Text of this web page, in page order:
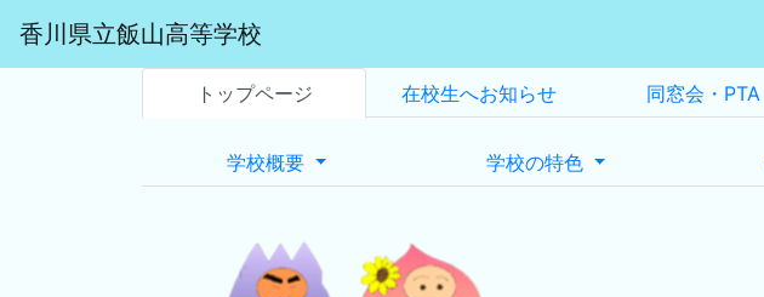
香川県立飯山高等学校
トップページ 在校生へお知らせ 同窓会・PTA
学校概要 学校の特色